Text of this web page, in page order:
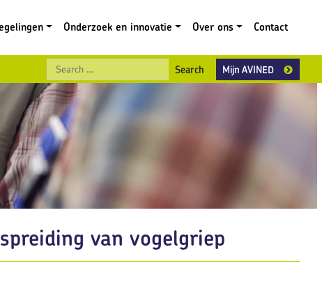
Onderzoek en innovatie Over ons Contact
Search
Mijn AVINED
van vogelgriep